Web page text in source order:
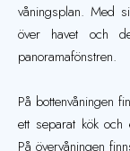
våningsplan. Med
över havet och
panoramafönstren.
På bottenvåningen
ett separat kök och
På övervåningen